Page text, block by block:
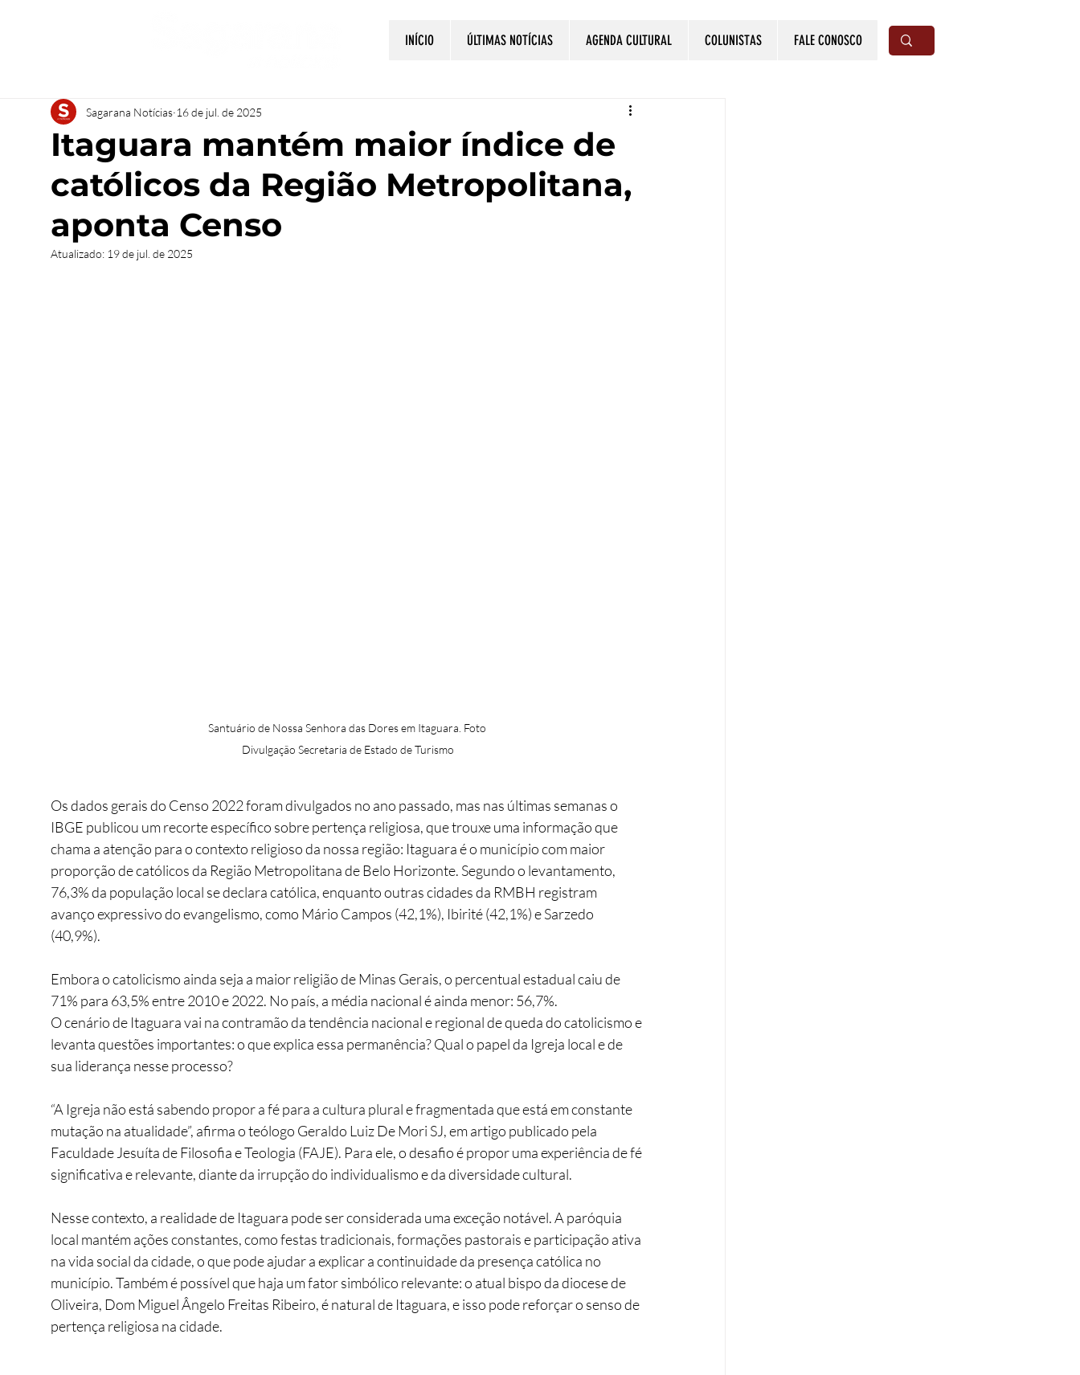
INÍCIO ÚLTIMAS NOTÍCIAS AGENDA CULTURAL COLUNISTAS FALE CONOSCO
Itaguara mantém maior índice de
católicos da Região Metropolitana,
aponta Censo
Sagarana Notícias 16 de jul. de 2025
Atualizado: 19 de jul. de 2025
Santuário de Nossa Senhora das Dores em Itaguara. Foto
Divulgação Secretaria de Estado de Turismo
Os dados gerais do Censo 2022 foram divulgados no ano passado, mas nas últimas semanas o
IBGE publicou um recorte específico sobre pertença religiosa, que trouxe uma informação que
chama a atenção para o contexto religioso da nossa região: Itaguara é o município com maior
proporção de católicos da Região Metropolitana de Belo Horizonte. Segundo o levantamento,
76,3% da população local se declara católica, enquanto outras cidades da RMBH registram
avanço expressivo do evangelismo, como Mário Campos (42,1%), Ibirité (42,1%) e Sarzedo
(40,9%).
Embora o catolicismo ainda seja a maior religião de Minas Gerais, o percentual estadual caiu de
71% para 63,5% entre 2010 e 2022. No país, a média nacional é ainda menor: 56,7%.
O cenário de Itaguara vai na contramão da tendência nacional e regional de queda do catolicismo e
levanta questões importantes: o que explica essa permanência? Qual o papel da Igreja local e de
sua liderança nesse processo?
“A Igreja não está sabendo propor a fé para a cultura plural e fragmentada que está em constante
mutação na atualidade”, afirma o teólogo Geraldo Luiz De Mori SJ, em artigo publicado pela
Faculdade Jesuíta de Filosofia e Teologia (FAJE). Para ele, o desafio é propor uma experiência de fé
significativa e relevante, diante da irrupção do individualismo e da diversidade cultural.
Nesse contexto, a realidade de Itaguara pode ser considerada uma exceção notável. A paróquia
local mantém ações constantes, como festas tradicionais, formações pastorais e participação ativa
na vida social da cidade, o que pode ajudar a explicar a continuidade da presença católica no
município. Também é possível que haja um fator simbólico relevante: o atual bispo da diocese de
Oliveira, Dom Miguel Ângelo Freitas Ribeiro, é natural de Itaguara, e isso pode reforçar o senso de
pertença religiosa na cidade.